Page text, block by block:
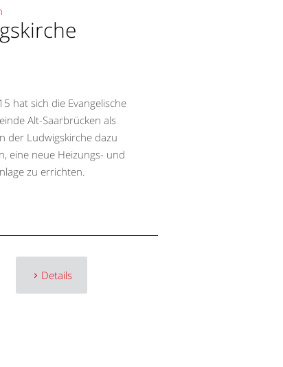
hat sich die Evangelische
Alt-Saarbrücken als
der Ludwigskirche dazu
eine neue Heizungs- und
zu errichten.
Details